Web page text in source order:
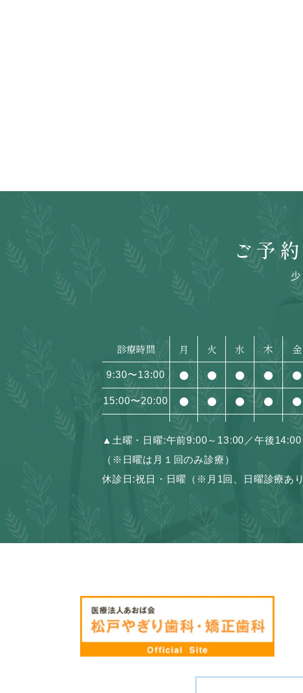
ご予
診療時間 月 火 水 木 金
9:30〜13:00 ● ● ● ● ●
15:00〜20:00 ● ● ● ● ●
▲ 土曜・日曜:午前9:00～13:00／午後
（※日曜は月１回のみ診療）
休診日:祝日・日曜
（※月1回、日曜診療あり